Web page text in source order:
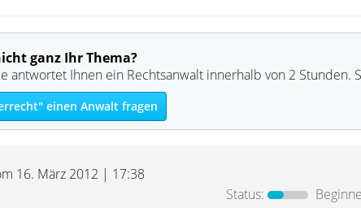
ganz Ihr Thema?
antwortet Ihnen ein Rechtsanwalt innerhalb von 2 Stunden.
einen Anwalt fragen
16. März 2012 | 17:38
Status: